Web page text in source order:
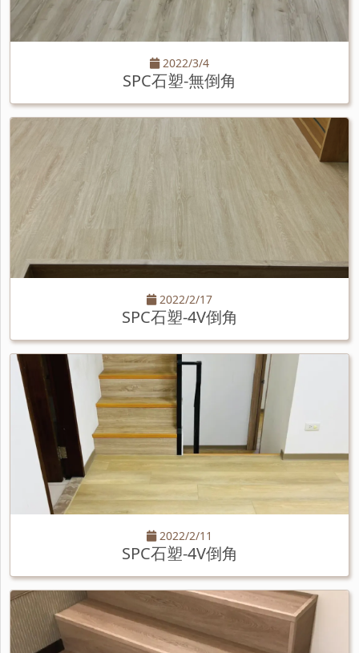
2022/3/4
SPC石塑-無倒角
2022/2/17
SPC石塑-4V倒角
2022/2/11
SPC石塑-4V倒角